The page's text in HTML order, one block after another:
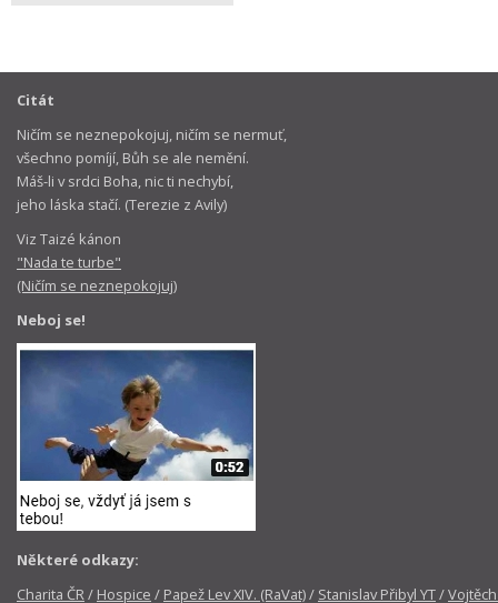
Citát
Ničím se neznepokojuj, ničím se nermuť,
všechno pomíjí, Bůh se ale nemění.
Máš-li v srdci Boha, nic ti nechybí,
jeho láska stačí. (Terezie z Avily)
Viz Taizé kánon
"Nada te turbe"
(Ničím se neznepokojuj)
Neboj se!
Některé odkazy:
Charita ČR/ Hospice / Papež Lev XIV. (RaVat)/ Stanislav Přibyl YT/